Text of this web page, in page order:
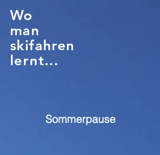
Wo
man
skifahren
lernt...
​Sommerpause